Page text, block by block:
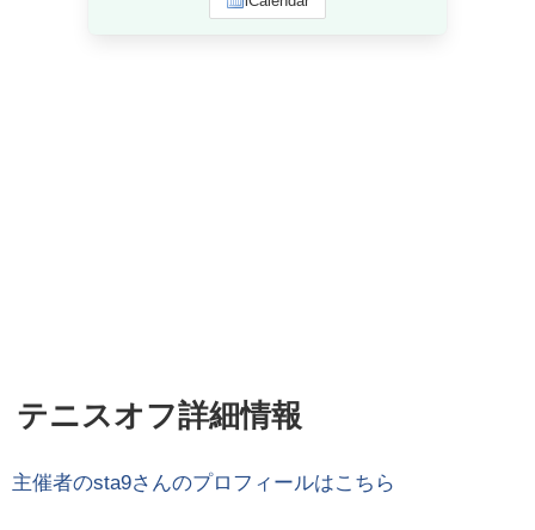
テニスオフ詳細情報
主催者のsta9さんのプロフィールはこちら